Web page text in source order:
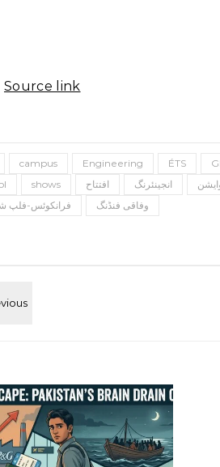
Source link
campus Engineering ÉTS
shows افتتاح انجینئرنگ
فرانکوئس-فلپ
وفاقی فنڈنگ